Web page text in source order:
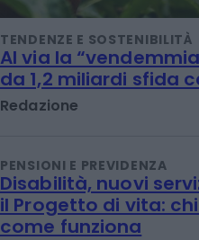
TENDENZE E SOSTENIBILITÀ
Al via la
da 1,2 miliardi sfida
Redazione
PENSIONI E PREVIDENZA
Disabilità, nuovi
il Progetto di vita:
come funziona